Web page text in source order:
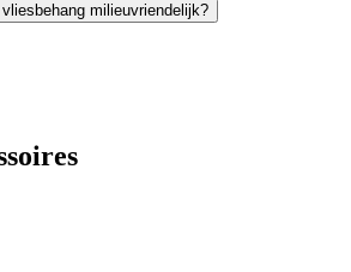
milieuvriendelijk?